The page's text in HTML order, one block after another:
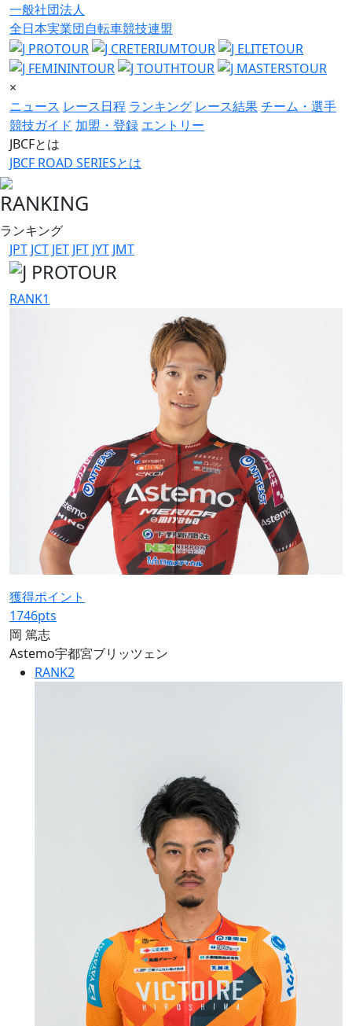
一般社団法人
全日本実業団自転車競技連盟
×
ニュース レース日程 ランキング レース結果チーム・選手
競技ガイド 加盟・登録 エントリー
JBCFとは
JBCF ROAD SERIESとは
RANKING
ランキング
JPT JCT JET JFT JYT JMT
RANK1
獲得ポイント
1746pts
岡 篤志
Astemo宇都宮ブリッツェン
RANK2